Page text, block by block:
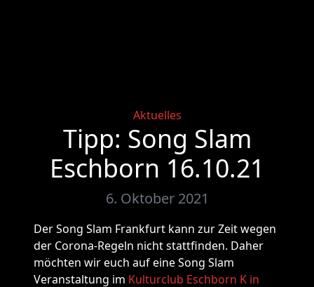
Categories
Aktuelles
Tipp: Song Slam
Eschborn 16.10.21
6. Oktober 2021
Der Song Slam Frankfurt kann zur Zeit wegen
der Corona-Regeln nicht stattfinden. Daher
möchten wir euch auf eine Song Slam
Veranstaltung im Kulturclub Eschborn K in